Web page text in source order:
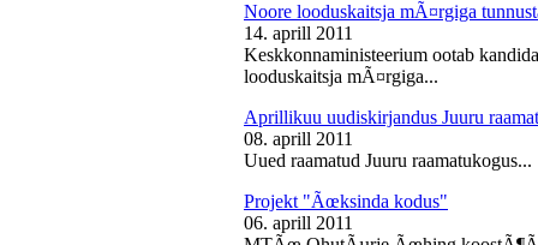
Noore looduskaitsja mÃ¤rgiga
14. aprill 2011
Keskkonnaministeerium ootab
looduskaitsja mÃ¤rgiga...
Aprillikuu uudiskirjandus Juuru
08. aprill 2011
Uued raamatud Juuru raamatukogus...
Projekt "Ãœksinda kodus"
06. aprill 2011